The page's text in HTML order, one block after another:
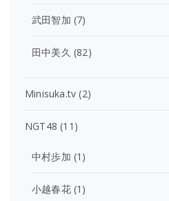
武田智加 (7)
田中美久 (82)
Minisuka.tv (2)
NGT48 (11)
中村歩加 (1)
小越春花(1)